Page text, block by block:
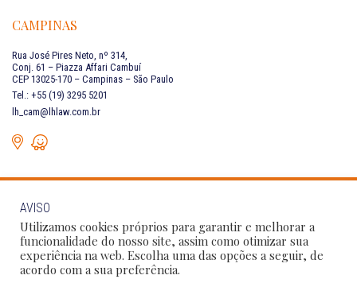
CAMPINAS
Rua José Pires Neto, nº 314,
Conj. 61 – Piazza Affari Cambuí
CEP 13025-170 – Campinas – São Paulo
Tel.: +55 (19) 3295 5201
lh_cam@lhlaw.com.br
FALE CONOSCO
Siga as nossas redes sociais:
AVISO
Utilizamos cookies próprios para garantir e melhorar a
funcionalidade do nosso site, assim como otimizar sua
experiência na web. Escolha uma das opções a seguir, de
acordo com a sua preferência.